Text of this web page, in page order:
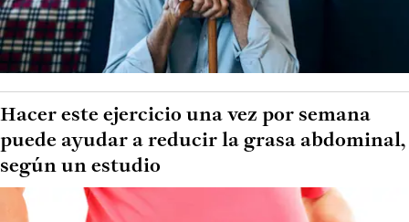
Hacer este ejercicio una vez por semana
puede ayudar a reducir la grasa abdominal,
según un estudio